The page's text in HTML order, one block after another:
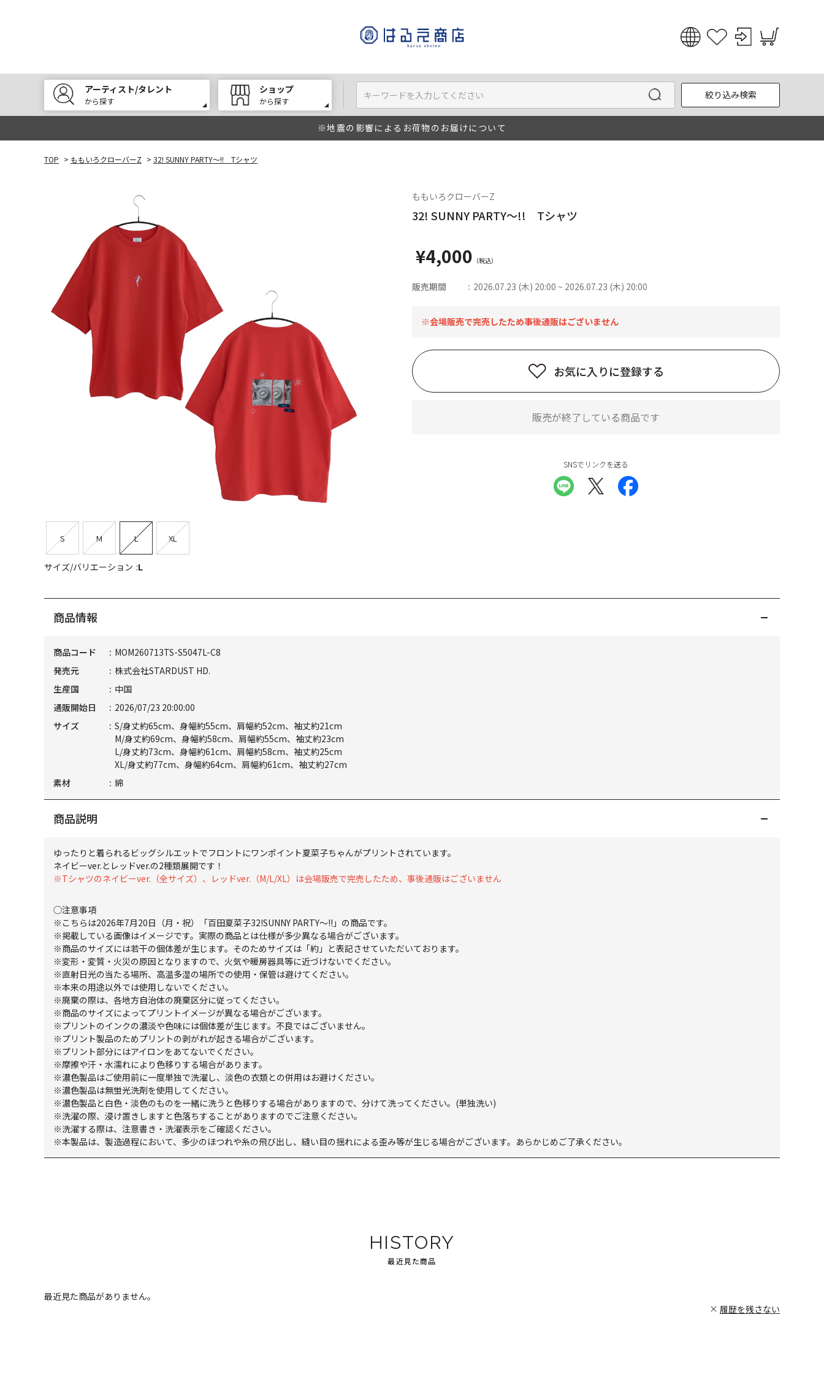
English
한국어
アーティスト/タレント
から探す
ショップ
から探す
絞り込み検索
※地震の影響によるお荷物のお届けについて
TOP > ももいろクローバーZ > 32! SUNNY PARTY～!! Tシャツ
S M L XL
サイズ/バリエーション L
ももいろクローバーZ
32! SUNNY PARTY～!! Tシャツ
¥4,000
販売期間 2026.07.23 (木) 20:00 ~ 2026.07.23 (木) 20:00
※会場販売で完売したため事後通販はございません
お気に入りに登録する
販売が終了している商品です
SNSでリンクを送る
商品情報
商品コード
MOM260713TS-S5047L-C8
発売元
株式会社STARDUST HD.
生産国
中国
通販開始日
2026/07/23 20:00:00
サイズ
S/身丈約65cm、身幅約55cm、肩幅約52cm、袖丈約21cm
M/身丈約69cm、身幅約58cm、肩幅約55cm、袖丈約23cm
L/身丈約73cm、身幅約61cm、肩幅約58cm、袖丈約25cm
XL/身丈約77cm、身幅約64cm、肩幅約61cm、袖丈約27cm
素材
綿
商品説明
ゆったりと着られるビッグシルエットでフロントにワンポイント夏菜子ちゃんがプリントされています。
ネイビーver.とレッドver.の2種類展開です！
※Tシャツのネイビーver.（全サイズ）、レッドver.（M/L/XL）は会場販売で完売したため、事後通販はございません
◯注意事項
※こちらは2026年7月20日（月・祝）「百田夏菜子32!SUNNY PARTY～!!」の商品です。
※掲載している画像はイメージです。実際の商品とは仕様が多少異なる場合がございます。
※商品のサイズには若干の個体差が生じます。そのためサイズは「約」と表記させていただいております。
※変形・変質・火災の原因となりますので、火気や暖房器具等に近づけないでください。
※直射日光の当たる場所、高温多湿の場所での使用・保管は避けてください。
※本来の用途以外では使用しないでください。
※廃棄の際は、各地方自治体の廃棄区分に従ってください。
※商品のサイズによってプリントイメージが異なる場合がございます。
※プリントのインクの濃淡や色味には個体差が生じます。不良ではございません。
※プリント製品のためプリントの剥がれが起きる場合がございます。
※プリント部分にはアイロンをあてないでください。
※摩擦や汗・水濡れにより色移りする場合があります。
※濃色製品はご使用前に一度単独で洗濯し、淡色の衣類との併用はお避けください。
※濃色製品は無蛍光洗剤を使用してください。
※濃色製品と白色・淡色のものを一緒に洗うと色移りする場合がありますので、分けて洗ってください。(単独洗い)
※洗濯の際、浸け置きしますと色落ちすることがありますのでご注意ください。
※洗濯する際は、注意書き・洗濯表示をご確認ください。
※本製品は、製造過程において、多少のほつれや糸の飛び出し、縫い目の揺れによる歪み等が生じる場合がございます。あらかじめご了承ください。
HISTORY
最近見た商品
最近見た商品がありません。
履歴を残さない